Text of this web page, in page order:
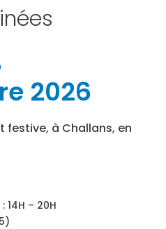
2026
festive, à Challans, en
– 20H